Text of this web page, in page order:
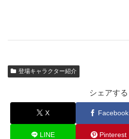
登場キャラクター紹介
シェアする
X Facebook
LINE Pinterest